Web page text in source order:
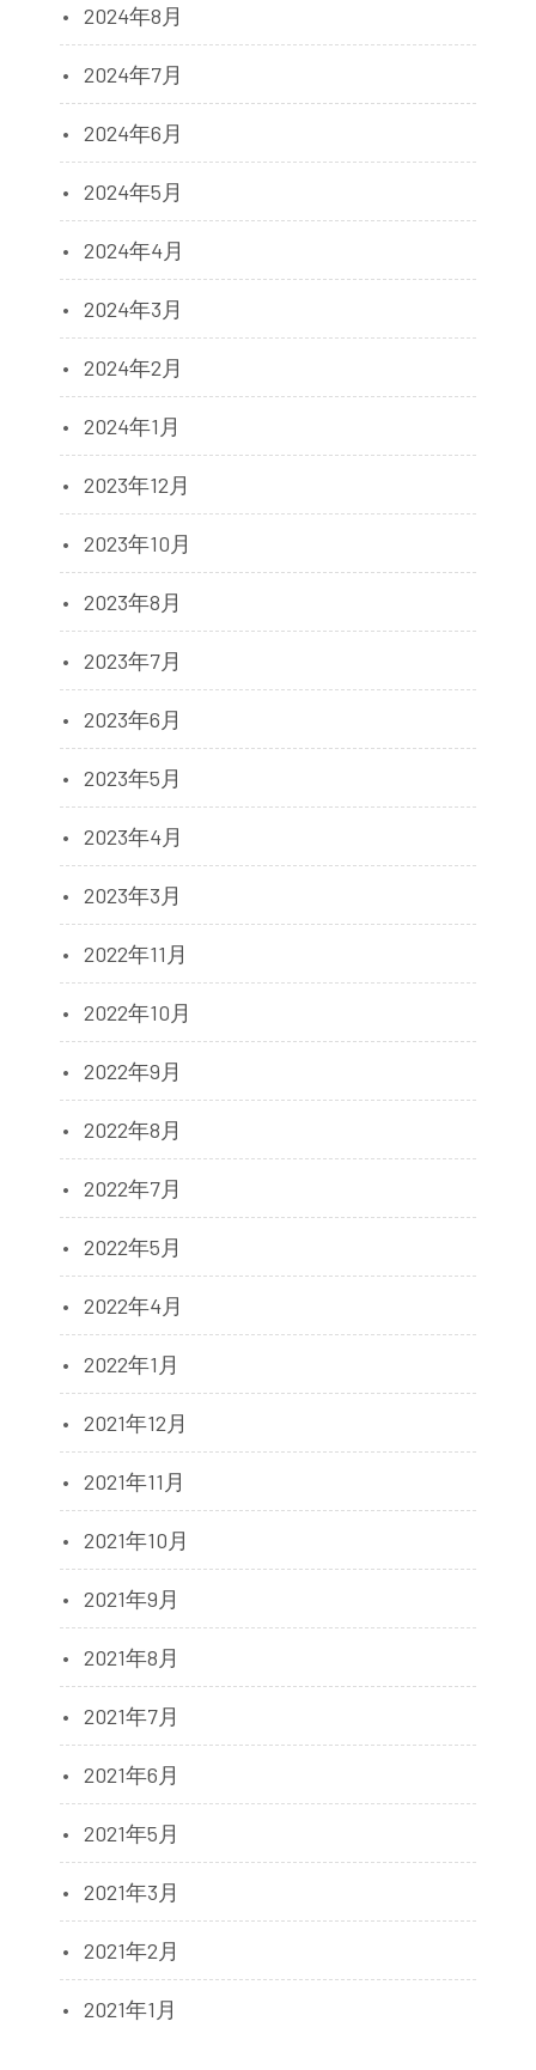
2024年8月
2024年7月
2024年6月
2024年5月
2024年4月
2024年3月
2024年2月
2024年1月
2023年12月
2023年10月
2023年8月
2023年7月
2023年6月
2023年5月
2023年4月
2023年3月
2022年11月
2022年10月
2022年9月
2022年8月
2022年7月
2022年5月
2022年4月
2022年1月
2021年12月
2021年11月
2021年10月
2021年9月
2021年8月
2021年7月
2021年6月
2021年5月
2021年3月
2021年2月
2021年1月